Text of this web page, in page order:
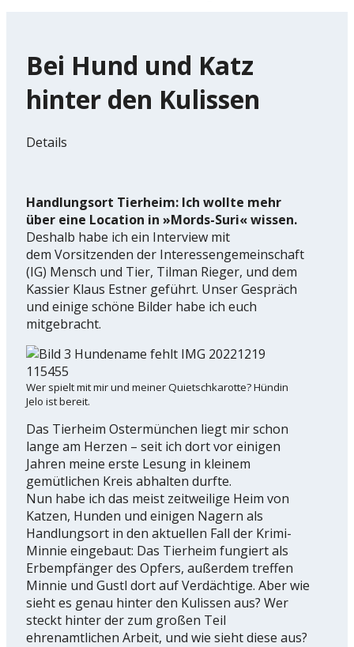
Bei Hund und Katz
hinter den Kulissen
Details
Handlungsort Tierheim: Ich wollte mehr
über eine Location in »Mords-Suri« wissen.
Deshalb habe ich ein Interview mit
dem Vorsitzenden der Interessengemeinschaft
(IG) Mensch und Tier, Tilman Rieger, und dem
Kassier Klaus Estner geführt. Unser Gespräch
und einige schöne Bilder habe ich euch
mitgebracht.
Wer spielt mit mir und meiner Quietschkarotte? Hündin
Jelo ist bereit.
Das Tierheim Ostermünchen liegt mir schon
lange am Herzen – seit ich dort vor einigen
Jahren meine erste Lesung in kleinem
gemütlichen Kreis abhalten durfte.
Nun habe ich das meist zeitweilige Heim von
Katzen, Hunden und einigen Nagern als
Handlungsort in den aktuellen Fall der Krimi-
Minnie eingebaut: Das Tierheim fungiert als
Erbempfänger des Opfers, außerdem treffen
Minnie und Gustl dort auf Verdächtige. Aber wie
sieht es genau hinter den Kulissen aus? Wer
steckt hinter der zum großen Teil
ehrenamtlichen Arbeit, und wie sieht diese aus?